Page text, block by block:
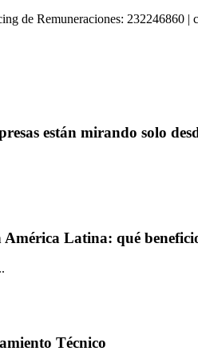
de Remuneraciones: 232246860
están mirando solo
Latina: qué
Técnico